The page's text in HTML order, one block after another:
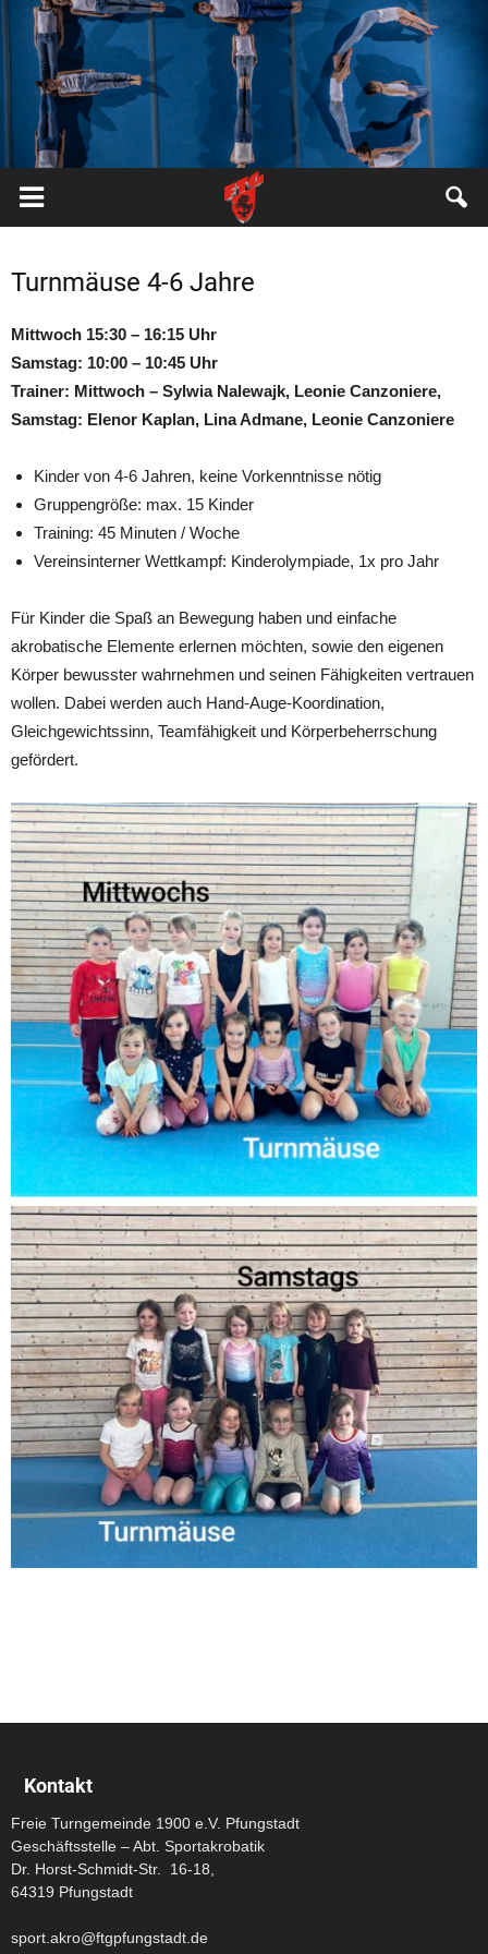
FTG
Turnmäuse 4-6 Jahre
Mittwoch 15:30 – 16:15 Uhr
Samstag: 10:00 – 10:45 Uhr
Trainer: Mittwoch – Sylwia Nalewajk, Leonie Canzoniere,
Samstag: Elenor Kaplan, Lina Admane, Leonie Canzoniere
Kinder von 4-6 Jahren, keine Vorkenntnisse nötig
Gruppengröße: max. 15 Kinder
Training: 45 Minuten / Woche
Vereinsinterner Wettkampf: Kinderolympiade, 1x pro Jahr
Für Kinder die Spaß an Bewegung haben und einfache
akrobatische Elemente erlernen möchten, sowie den eigenen
Körper bewusster wahrnehmen und seinen Fähigkeiten vertrauen
wollen. Dabei werden auch Hand-Auge-Koordination,
Gleichgewichtssinn, Teamfähigkeit und Körperbeherrschung
gefördert.
Kontakt
Freie Turngemeinde 1900 e.V. Pfungstadt
Geschäftsstelle – Abt. Sportakrobatik
Dr. Horst-Schmidt-Str. 16-18,
64319 Pfungstadt
sport.akro@ftgpfungstadt.de